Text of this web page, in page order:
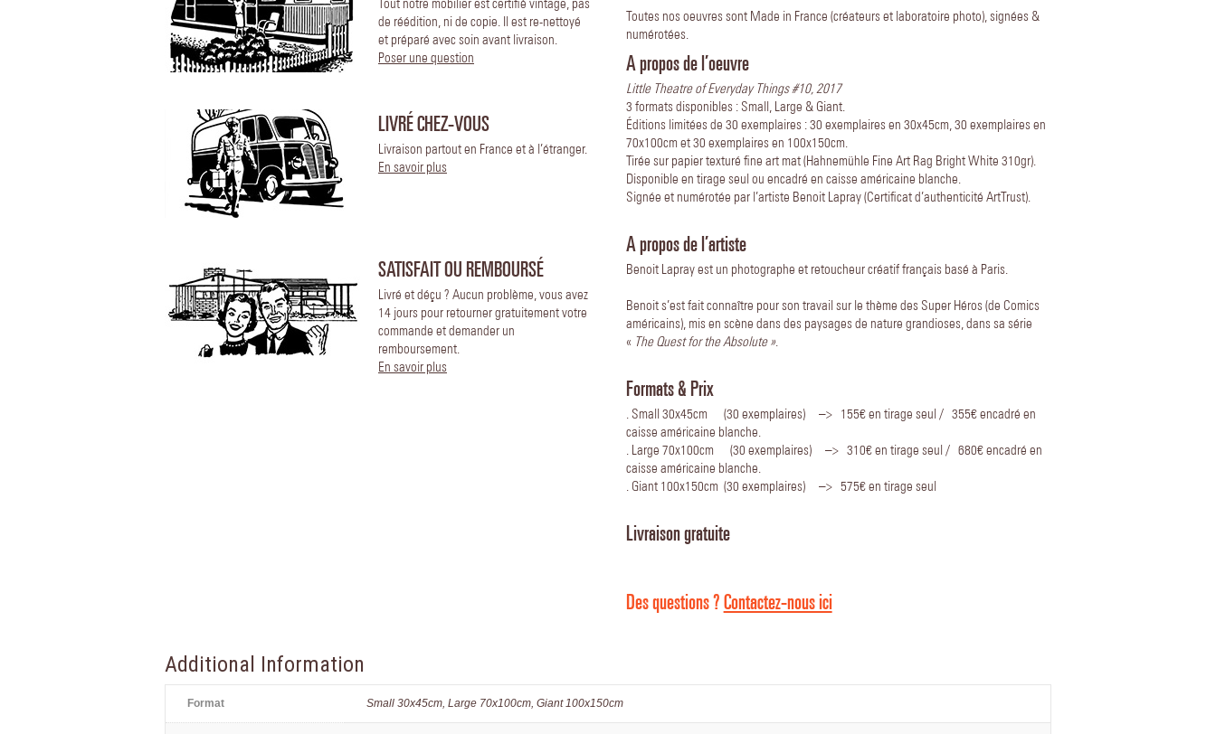
Tout notre mobilier est certifié vintage, pas
de réédition, ni de copie. Il est re-nettoyé
et préparé avec soin avant livraison.
Poser une question
LIVRÉ CHEZ-VOUS
Livraison partout en France et à l’étranger.
En savoir plus
SATISFAIT OU REMBOURSÉ
Livré et déçu ? Aucun problème, vous avez
14 jours pour retourner gratuitement votre
commande et demander un
remboursement.
En savoir plus
Toutes nos oeuvres sont Made in France (créateurs et laboratoire photo), signées &
numérotées.
A propos de l’oeuvre
Little Theatre of Everyday Things #10, 2017
3 formats disponibles : Small, Large & Giant.
Éditions limitées de 30 exemplaires : 30 exemplaires en 30x45cm, 30 exemplaires en
70x100cm et 30 exemplaires en 100x150cm.
Tirée sur papier texturé fine art mat (Hahnemühle Fine Art Rag Bright White 310gr).
Disponible en tirage seul ou encadré en caisse américaine blanche.
Signée et numérotée par l’artiste Benoit Lapray (Certificat d’authenticité ArtTrust).
A propos de l’artiste
Benoit Lapray est un photographe et retoucheur créatif français basé à Paris.
Benoit s’est fait connaître pour son travail sur le thème des Super Héros (de Comics
américains), mis en scène dans des paysages de nature grandioses, dans sa série
« The Quest for the Absolute ».
Formats & Prix
. Small 30x45cm (30 exemplaires) –> 155€ en tirage seul / 355€ encadré en
caisse américaine blanche.
. Large 70x100cm (30 exemplaires) –> 310€ en tirage seul / 680€ encadré en
caisse américaine blanche.
. Giant 100x150cm (30 exemplaires) –> 575€ en tirage seul
Livraison gratuite
Des questions ?Contactez-nous ici
Additional Information
Format Small 30x45cm, Large 70x100cm, Giant 100x150cm